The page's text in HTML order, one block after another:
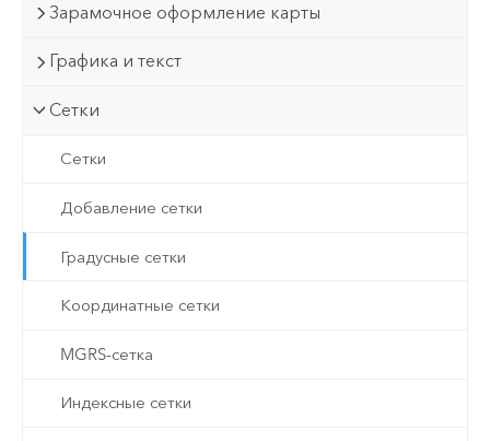
Зарамочное оформление карты
Графика и текст
Сетки
Сетки
Добавление сетки
Градусные сетки
Координатные сетки
MGRS-сетка
Индексные сетки